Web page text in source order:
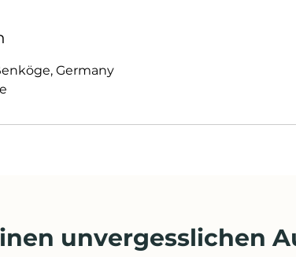
Germany
unvergesslichen